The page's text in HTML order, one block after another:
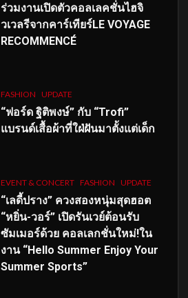
ร่วมงานเปิดตัวคอลเลคชั่นไฮจิ
วเวลรีจากคาร์เทียร์LE VOYAGE
RECOMMENCÉ
FASHION UPDATE
“ฟอร์ด ฐิติพงษ์” กับ “Trofi”
แบรนด์เสื้อผ้าที่ใฝ่ฝันมาตั้งแต่เด็ก
EVENT & CONCERT FASHION UPDATE
“เลดี้ปราง” ควงสองหนุ่มสุดฮอต
“หยิ่น-วอร์” เปิดรันเวย์ต้อนรับ
ซัมเมอร์ด้วย คอลเลกชั่นใหม่!ใน
งาน “Hello Summer Enjoy Your
Summer Sports”